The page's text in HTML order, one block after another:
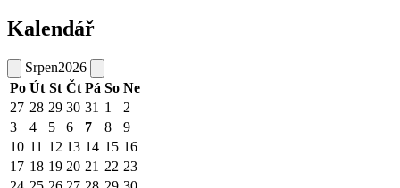
Kalendář
Srpen2026
Po Út St Čt Pá So Ne
27 28 29 30 31 1
2
3
4 5 6 7 8
9
10 11 12 13 14 15 16
17 18 19 20 21 22 23